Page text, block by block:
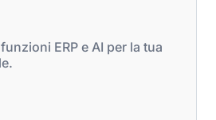
ERP e AI per la tua